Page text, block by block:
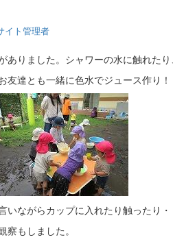
ト管理者
りました。シャワーの水に触れた
達とも一緒に色水でジュース作り！
ながらカップに入れたり触ったり・
もしました。